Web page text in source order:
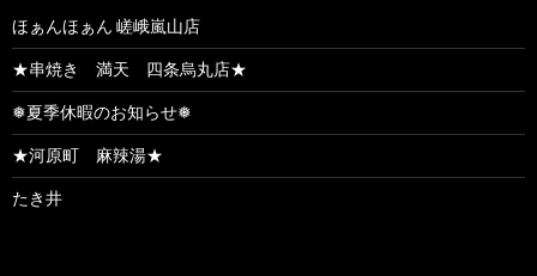
ほぁんほぁん 嵯峨嵐山店
★串焼き 満天 四条烏丸店★
❅夏季休暇のお知らせ❅
★河原町 麻辣湯★
たき井